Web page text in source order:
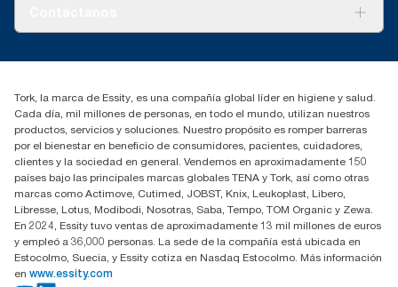
91 657 84 00
Tork, la marca de Essity, es una compañía global líder en higiene y salud.
Cada día, mil millones de personas, en todo el mundo, utilizan nuestros
productos, servicios y soluciones. Nuestro propósito es romper barreras
por el bienestar en beneficio de consumidores, pacientes, cuidadores,
clientes y la sociedad en general. Vendemos en aproximadamente 150
países bajo las principales marcas globales TENA y Tork, así como otras
marcas como Actimove, Cutimed, JOBST, Knix, Leukoplast, Libero,
Libresse, Lotus, Modibodi, Nosotras, Saba, Tempo, TOM Organic y Zewa.
En 2024, Essity tuvo ventas de aproximadamente 13 mil millones de euros
y empleó a 36,000 personas. La sede de la compañía está ubicada en
Estocolmo, Suecia, y Essity cotiza en Nasdaq Estocolmo. Más información
en www.essity.com